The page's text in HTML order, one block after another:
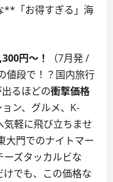
**「お得すぎる」海
円～！
（7月発 /
値段で！？国内旅行
るほどの衝撃価格
ン、グルメ、K-
気軽に飛び立ちませ
大門でのナイトマー
ズタッカルビな
でも、この価格な